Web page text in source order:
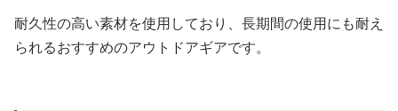
耐久性の高い素材を使用しており、長期間の使用にも耐え
られるおすすめのアウトドアギアです。